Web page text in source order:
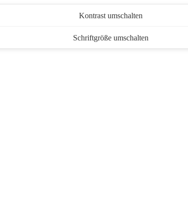
Kontrast umschalten
Schriftgröße umschalten